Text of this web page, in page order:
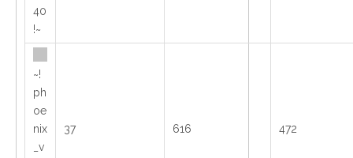
40
!~
~!
ph
oe
nix
_v
37 616 472